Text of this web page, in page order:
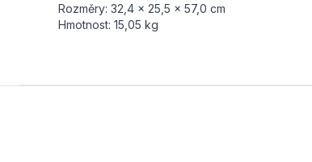
Rozměry: 32,4 x 25,5 x 57,0 cm
Hmotnost: 15,05 kg